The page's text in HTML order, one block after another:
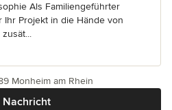
Als Familiengeführter
Projekt in die Hände von
Nachricht
Monheim am Rhein